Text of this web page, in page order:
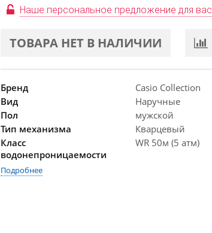
Наше персональное предложение для вас
ТОВАРА НЕТ В НАЛИЧИИ
Бренд
Casio Collection
Вид
Наручные
Пол
мужской
Тип механизма
Кварцевый
Класс
водонепроницаемости
WR 50м (5 атм)
Подробнее